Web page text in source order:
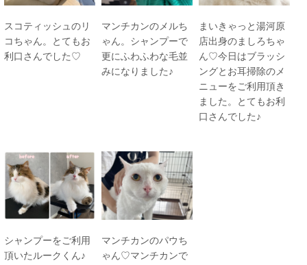
スコティッシュのリ
コちゃん。とてもお
利口さんでした♡
マンチカンのメルち
ゃん。シャンプーで
更にふわふわな毛並
みになりました♪
まいきゃっと湯河原
店出身のましろちゃ
ん♡今日はブラッシ
ングとお耳掃除のメ
ニューをご利用頂き
ました。とてもお利
口さんでした♪
シャンプーをご利用
頂いたルークくん♪
マンチカンのパウち
ゃん♡マンチカンで